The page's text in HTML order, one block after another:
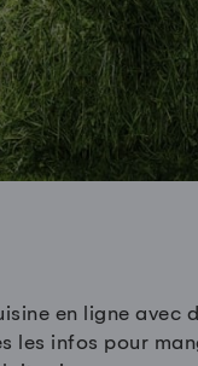
en ligne avec
les infos pour